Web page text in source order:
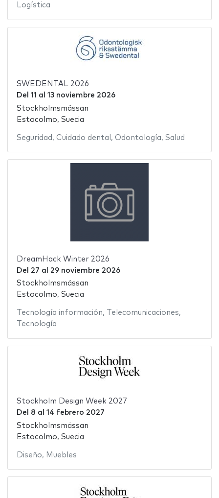
Logística
SWEDENTAL 2026
Del 11 al 13 noviembre 2026
Stockholmsmässan
Estocolmo, Suecia
Seguridad , Cuidado dental , Odontología, Salud
DreamHack Winter 2026
Del 27 al 29 noviembre 2026
Stockholmsmässan
Estocolmo, Suecia
Tecnología información, Telecomunicaciones,
Tecnología
Stockholm Design Week 2027
Del 8 al 14 febrero 2027
Stockholmsmässan
Estocolmo, Suecia
Diseño, Muebles